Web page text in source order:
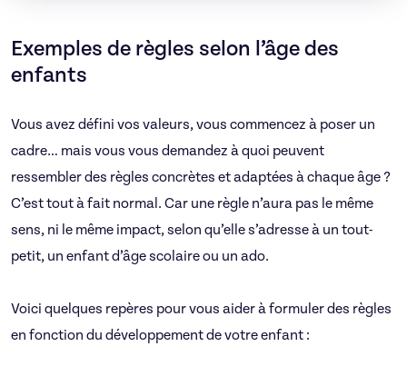
Exemples de règles selon l’âge des
enfants
Vous avez défini vos valeurs, vous commencez à poser un
cadre… mais vous vous demandez à quoi peuvent
ressembler des règles concrètes et adaptées à chaque âge ?
C’est tout à fait normal. Car une règle n’aura pas le même
sens, ni le même impact, selon qu’elle s’adresse à un tout-
petit, un enfant d’âge scolaire ou un ado.
Voici quelques repères pour vous aider à formuler des règles
en fonction du développement de votre enfant :